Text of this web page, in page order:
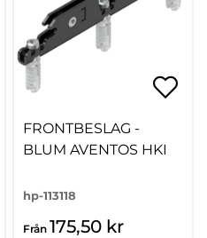
FRONTBESLAG -
BLUM AVENTOS HKI
hp-113118
Från 175,50 kr